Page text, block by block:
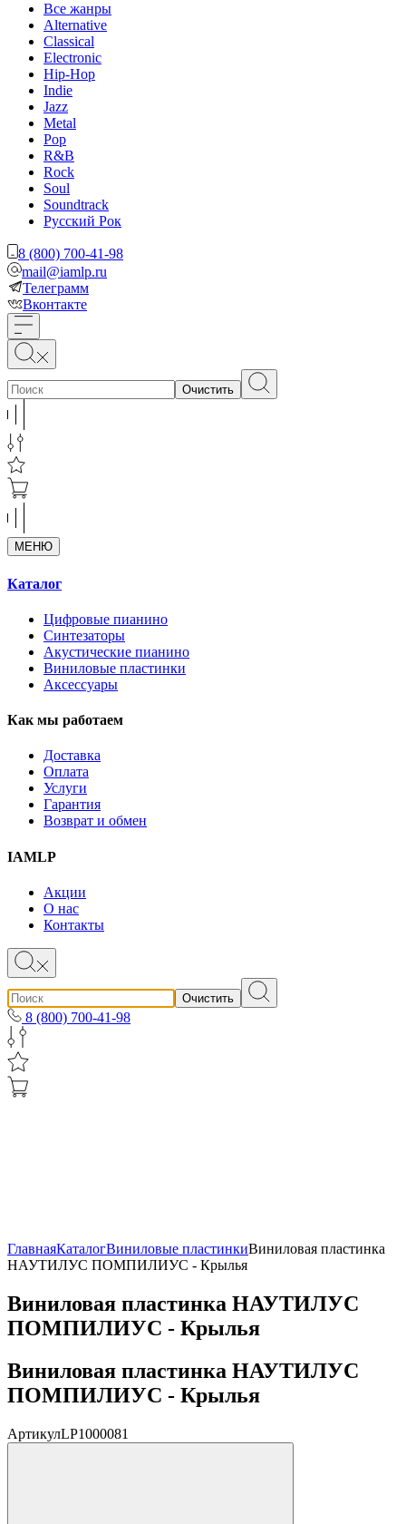
Все жанры
Alternative
Classical
Electronic
Hip-Hop
Indie
Jazz
Metal
Pop
R&B
Rock
Soul
Soundtrack
Русский Рок
8 (800) 700-41-98
mail@iamlp.ru
Телеграмм
Вконтакте
Очистить
МЕНЮ
Каталог
Цифровые пианино
Синтезаторы
Акустические пианино
Виниловые пластинки
Аксессуары
Как мы работаем
Доставка
Оплата
Услуги
Гарантия
Возврат и обмен
IAMLP
Акции
О нас
Контакты
Очистить
8 (800) 700-41-98
ГлавнаяКаталогВиниловые пластинкиВиниловая пластинка
НАУТИЛУС ПОМПИЛИУС - Крылья
Виниловая пластинка НАУТИЛУС
ПОМПИЛИУС - Крылья
Виниловая пластинка НАУТИЛУС
ПОМПИЛИУС - Крылья
АртикулLP1000081